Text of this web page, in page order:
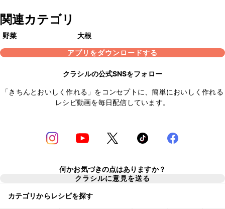
関連カテゴリ
野菜
大根
アプリをダウンロードする
クラシルの公式SNSをフォロー
「きちんとおいしく作れる」をコンセプトに、簡単においしく作れる
レシピ動画を毎日配信しています。
何かお気づきの点はありますか？
クラシルに意見を送る
カテゴリからレシピを探す